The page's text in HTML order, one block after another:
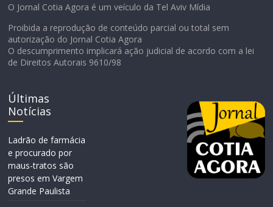
O Jornal Cotia Agora é um veículo da Tel Aviv Mídia
Proibida a reprodução de conteúdo parcial ou total sem
autorização do Jornal Cotia Agora
O descumprimento implicará ação judicial de acordo com a lei
de Direitos Autorais 9610/98
Últimas
Notícias
Ladrão de farmácia
e procurado por
maus-tratos são
presos em Vargem
Grande Paulista